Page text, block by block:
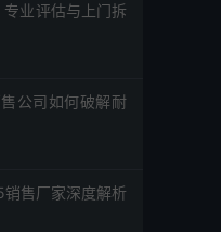
业评估与上门拆
公司如何破解耐
售厂家深度解析